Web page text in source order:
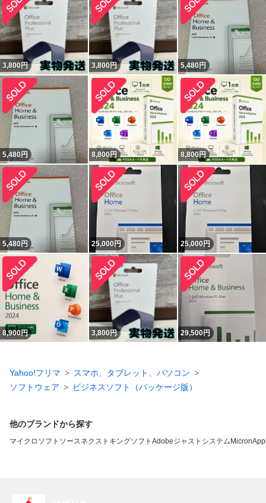
3,800円 3,800円 5,480円
5,480円 8,800円 8,800円
5,480円 25,000円 25,000円
8,900円 3,800円 29,500円
Yahoo!フリマ
スマホ、タブレット、パソコン
ソフトウェア
ビジネスソフト（パッケージ版）
他のブランドから探す
マイクロソフト ソースネクスト キングソフト Adobeジャストシステム Micron